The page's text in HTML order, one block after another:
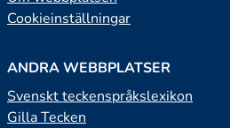
Cookieinställningar
ANDRA WEBBPLATSER
Svenskt teckenspråkslexikon
Gilla Tecken